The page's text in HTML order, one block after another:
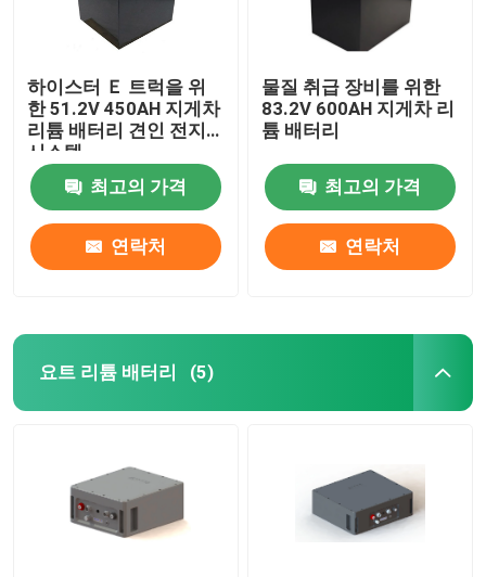
하이스터 Ｅ 트럭을 위
한 51.2V 450AH 지게차
리튬 배터리 견인 전지
시스템
최고의 가격
연락처
물질 취급 장비를 위한
83.2V 600AH 지게차 리
튬 배터리
최고의 가격
연락처
요트 리튬 배터리 (5)